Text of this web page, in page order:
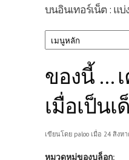
บนอินเทอร์เน็ต : แบ่
ของนี้ ...
เมื่อเป็นเ
เขียนโดย paloo เมื่อ 24 สิงหา
หมวดหมู่ของบล็อก: